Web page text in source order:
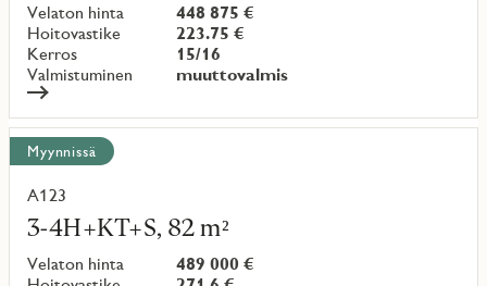
Velaton hinta
448 875 €
Hoitovastike
223.75 €
Kerros
15/16
Valmistuminen
muuttovalmis
Myynnissä
A123
3-4H+KT+S, 82 m²
Velaton hinta
489 000 €
Lue
lisää
kohteesta